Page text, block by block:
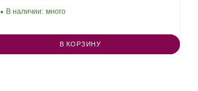
В наличии: много
В КОРЗИНУ